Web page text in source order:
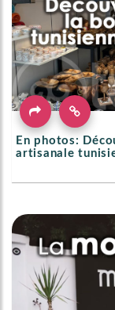
En photos:
artisanale